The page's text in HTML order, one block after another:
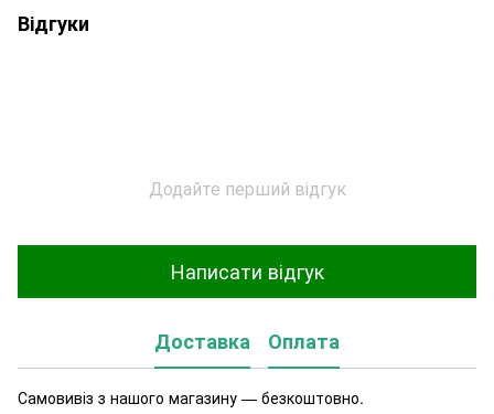
Відгуки
Додайте перший відгук
Написати відгук
Доставка Оплата
Самовивіз з нашого магазину — безкоштовно.